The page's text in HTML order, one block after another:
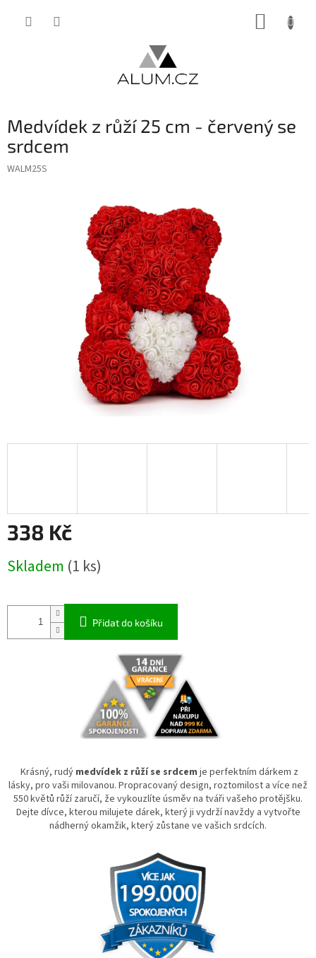
Medvídek z růží 25 cm - červený se
srdcem
WALM25S
338 Kč
cena:
Skladem (1 ks)
Přidat do košíku
Krásný, rudý medvídek z růží se srdcem je perfektním dárkem z
lásky, pro vaši milovanou. Propracovaný design, roztomilost a více než
550 květů růží zaručí, že vykouzlíte úsměv na tváři vašeho protějšku.
Dejte dívce, kterou milujete dárek, který ji vydrží navždy a vytvořte
nádherný okamžik, který zůstane ve vašich srdcích.